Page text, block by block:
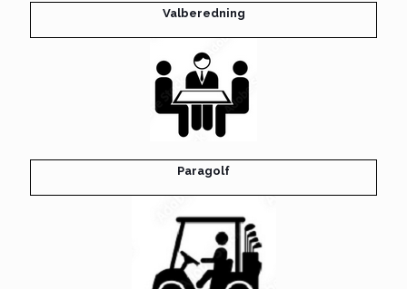
Valberedning
Paragolf